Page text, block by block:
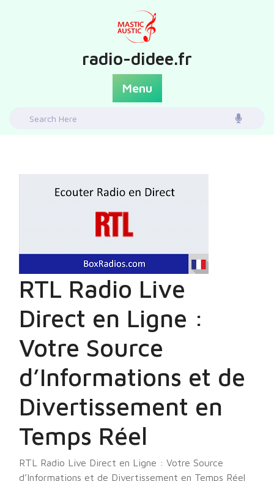
radio-didee.fr
Menu
Search
RTL Radio Live
Direct en Ligne :
Votre Source
d’Informations et de
Divertissement en
Temps Réel
RTL Radio Live Direct en Ligne : Votre Source
d’Informations et de Divertissement en Temps Réel